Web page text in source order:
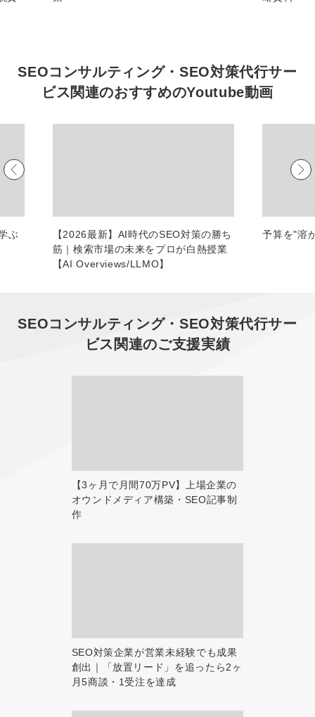
SEOコンサルティング・SEO対策代行サー
ビス関連のおすすめのYoutube動画
ぶ
【2026最新】AI時代のSEO対策の勝ち
筋｜検索市場の未来をプロが白熱授業
【AI Overviews/LLMO】
予算を"溶
SEOコンサルティング・SEO対策代行サー
ビス 関連のご支援実績
【3ヶ月で月間70万PV】上場企業の
オウンドメディア構築・SEO記事制
作
SEO対策企業が営業未経験でも成果
創出｜「放置リード」を追ったら2ヶ
月5商談・1受注を達成